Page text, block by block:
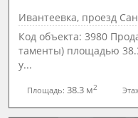
Ивантеевка, проезд
Код объекта: 3980
таменты) площадью
у...
Площадь:38.3 м2